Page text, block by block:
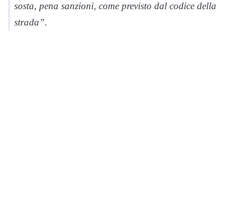
sosta, pena sanzioni, come previsto dal codice della
strada”.